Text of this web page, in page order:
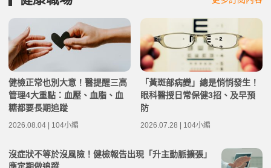
健檢正常也別大意！醫提醒三高
管理4大重點：血壓、血脂、血
糖都要長期追蹤
2026.08.04 | 104小編
「黃斑部病變」總是悄悄發生！
眼科醫授日常保健3招、及早預
防
2026.07.28 | 104小編
沒症狀不等於沒風險！健檢報告出現「升主動脈擴張」
應定期做追蹤